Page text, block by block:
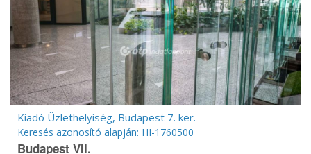
Kiadó Üzlethelyiség, Budapest 7. ker.
Keresés azonosító alapján: HI-1760500
Budapest VII.